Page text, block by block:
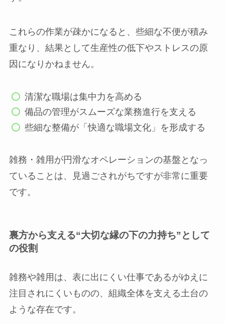
これらの作業が疎かになると、些細な不便が積み
重なり、結果として生産性の低下やストレスの原
因になりかねません。
清潔な職場は集中力を高める
備品の管理がスムーズな業務進行を支える
些細な整備が「快適な職場文化」を形成する
雑務・雑用が円滑なオペレーションの基盤となっ
ていることは、見過ごされがちですが非常に重要
です。
裏方から支える“大切な縁の下の力持ち”として
の役割
雑務や雑用は、表に出にくい仕事であるがゆえに
注目されにくいものの、組織全体を支える土台の
ような存在です。